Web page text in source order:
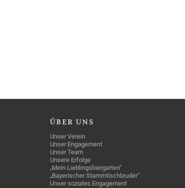
ÜBER UNS
Unser Verein
Unser Engagement
Unser Team
Unsere Erfolge
„Mein Lieblingsbiergarten“
„Bayerischer Stammtischbruder“
Unser soziales Engagement